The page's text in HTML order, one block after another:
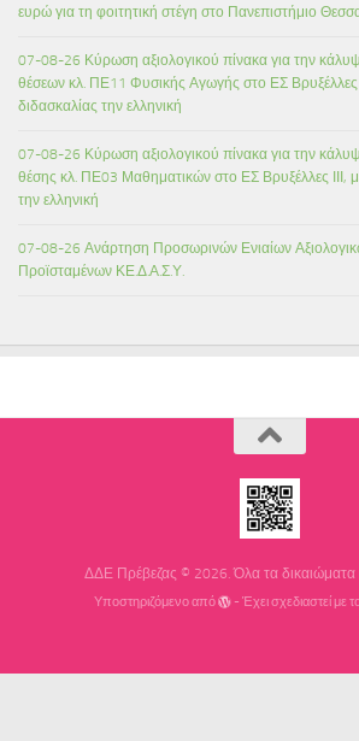
ευρώ για τη φοιτητική στέγη στο Πανεπιστήμιο
07-08-26 Κύρωση αξιολογικού πίνακα για την
θέσεων κλ. ΠΕ11 Φυσικής Αγωγής στο ΕΣ Βρυξέλλες
διδασκαλίας την ελληνική
07-08-26 Κύρωση αξιολογικού πίνακα για την
θέσης κλ. ΠΕ03 Μαθηματικών στο ΕΣ Βρυξέλλες ΙΙΙ,
την ελληνική
07-08-26 Ανάρτηση Προσωρινών Ενιαίων
Προϊσταμένων ΚΕ.Δ.Α.Σ.Υ.
ΔΔΕ Πρέβεζας © 2026. Όλα τα δικαιώματα
Υποστηριζόμενο από - Έχει σχεδιαστεί με